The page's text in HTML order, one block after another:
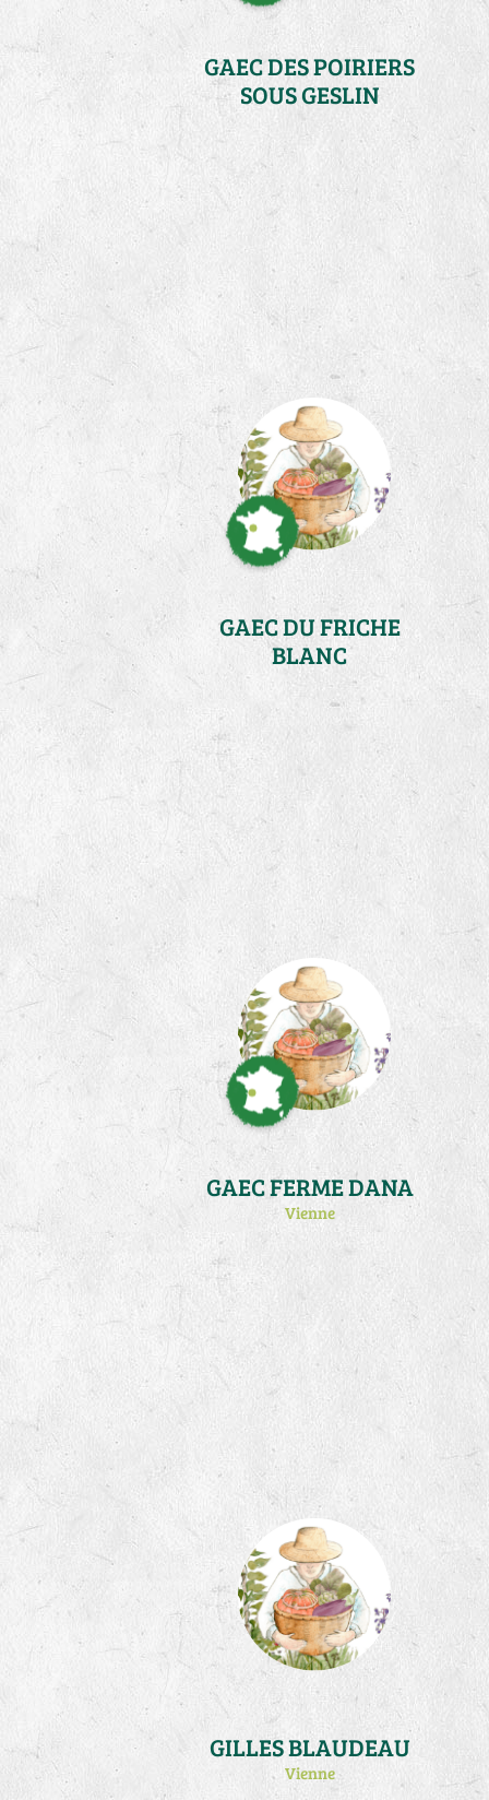
GAEC DES POIRIERS
SOUS GESLIN
Ille-et-Vilaine
GAEC DU FRICHE
BLANC
Loire Atlantique
GAEC FERME DANA
Vienne
GILLES BLAUDEAU
Vienne